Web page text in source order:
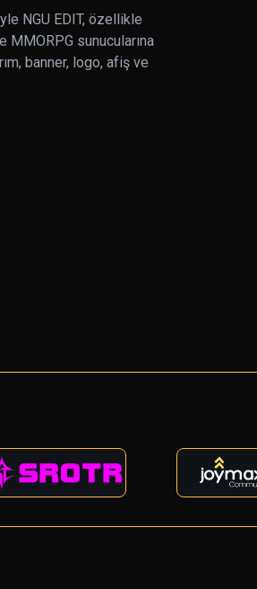
NGU EDIT, özellikle
sunucularına
banner, logo, afiş ve